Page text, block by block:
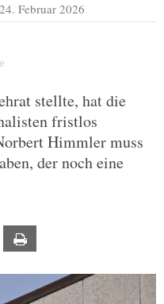
Februar 2026
stellte, hat die
fristlos
Himmler muss
der noch eine
Email